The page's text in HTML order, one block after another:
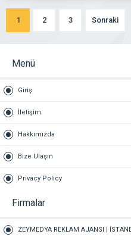
1 2 3 Sonraki
Menü
Giriş
İletişim
Hakkımızda
Bize Ulaşın
Privacy Policy
Firmalar
ZEYMEDYA REKLAM AJANSI |